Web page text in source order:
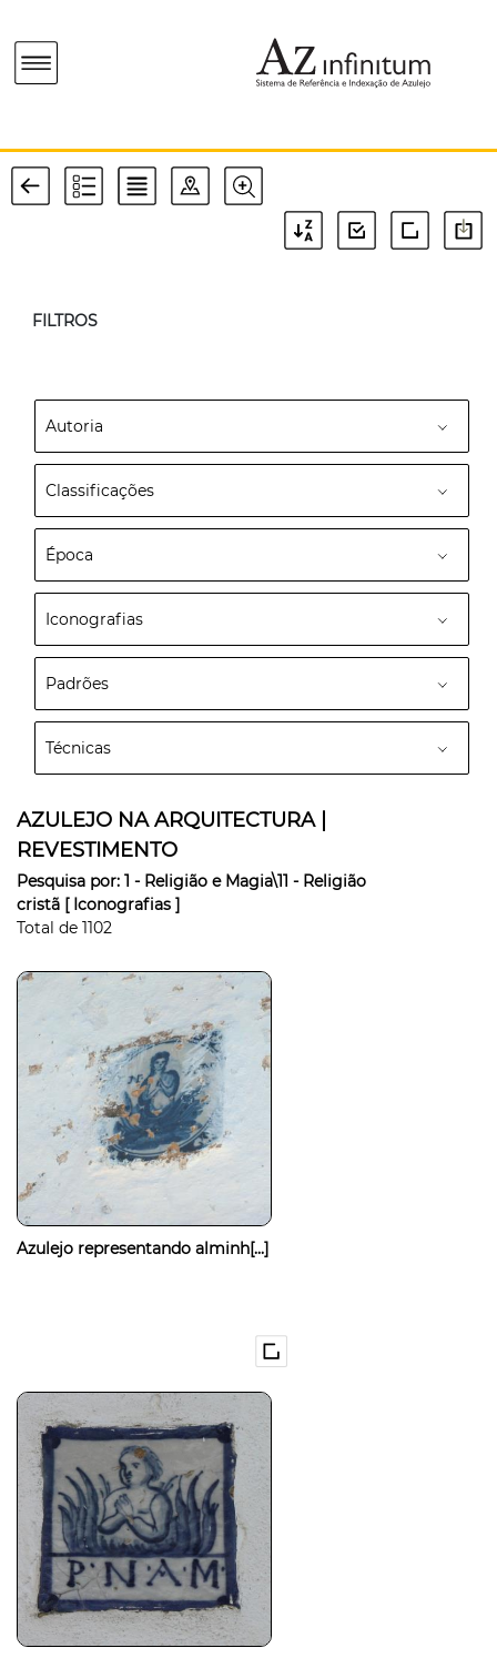
FILTROS
Autoria
Classificações
Época
Iconografias
Padrões
Técnicas
AZULEJO NA ARQUITECTURA |
REVESTIMENTO
Pesquisa por: 1 - Religião e Magia\11 - Religião
cristã [ Iconografias ]
Total de 1102
Azulejo representando alminh[...]